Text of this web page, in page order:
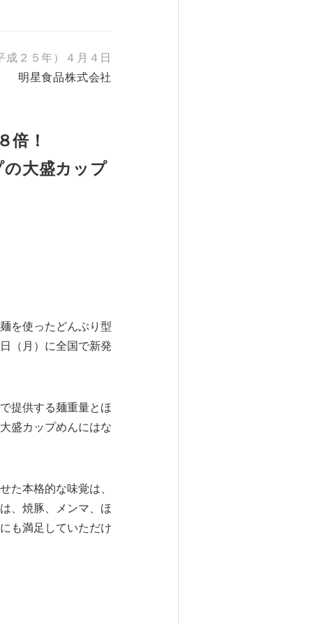
成２５年）４月４日
明星食品株式会社
倍！
の大盛カップ
を使ったどんぶり型
（月）に全国で新発
提供する麺重量とほ
盛カップめんにはな
た本格的な味覚は、
、焼豚、メンマ、ほ
も満足していただけ